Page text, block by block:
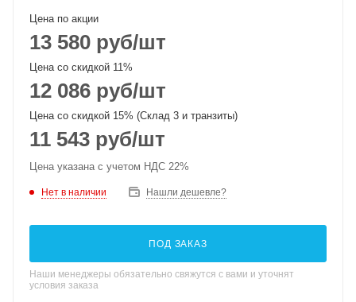
Цена по акции
13 580 руб/шт
Цена со скидкой 11%
12 086 руб/шт
Цена со скидкой 15% (Склад 3 и транзиты)
11 543 руб/шт
Цена указана с учетом НДС 22%
Нет в наличии Нашли дешевле?
ПОД ЗАКАЗ
Наши менеджеры обязательно свяжутся с вами и уточнят
условия заказа